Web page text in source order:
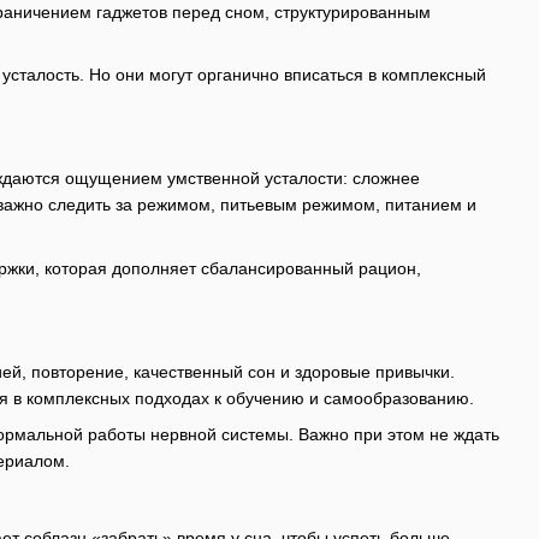
гаджетов перед сном, структурированным
Но они могут органично вписаться в комплексный
ощущением умственной усталости: сложнее
следить за режимом, питьевым режимом, питанием и
которая дополняет сбалансированный рацион,
повторение, качественный сон и здоровые привычки.
комплексных подходах к обучению и самообразованию.
работы нервной системы. Важно при этом не ждать